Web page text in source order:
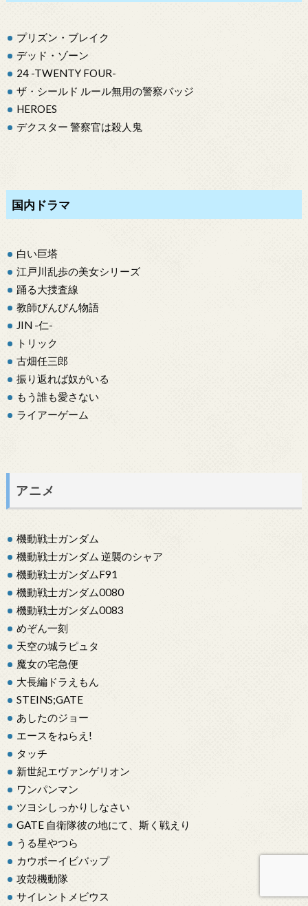
プリズン・ブレイク
デッド・ゾーン
24 -TWENTY FOUR-
ザ・シールド ルール無用の警察バッジ
HEROES
デクスター 警察官は殺人鬼
国内ドラマ
白い巨塔
江戸川乱歩の美女シリーズ
踊る大捜査線
教師びんびん物語
JIN -仁-
トリック
古畑任三郎
振り返れば奴がいる
もう誰も愛さない
ライアーゲーム
アニメ
機動戦士ガンダム
機動戦士ガンダム 逆襲のシャア
機動戦士ガンダムF91
機動戦士ガンダム0080
機動戦士ガンダム0083
めぞん一刻
天空の城ラピュタ
魔女の宅急便
大長編ドラえもん
STEINS;GATE
あしたのジョー
エースをねらえ!
タッチ
新世紀エヴァンゲリオン
ワンパンマン
ツヨシしっかりしなさい
GATE 自衛隊彼の地にて、斯く戦えり
うる星やつら
カウボーイビバップ
攻殻機動隊
サイレントメビウス